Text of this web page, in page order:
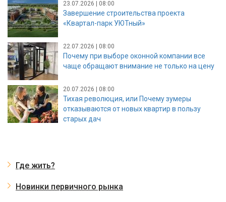
23.07.2026 | 08:00
Завершение строительства проекта
«Квартал-парк УЮТный»
22.07.2026 | 08:00
Почему при выборе оконной компании все
чаще обращают внимание не только на цену
20.07.2026 | 08:00
Тихая революция, или Почему зумеры
отказываются от новых квартир в пользу
старых дач
Где жить?
Новинки первичного рынка